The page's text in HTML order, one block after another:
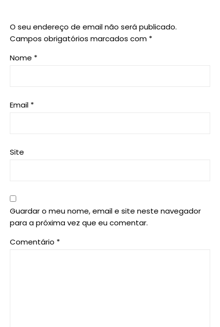
O seu endereço de email não será publicado.
Campos obrigatórios marcados com *
Nome *
Email *
Site
Guardar o meu nome, email e site neste navegador
para a próxima vez que eu comentar.
Comentário *